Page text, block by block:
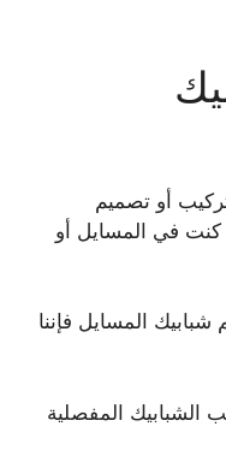
أو تصميم
كنت في المسايل أو
المسايل فإننا
الشبابيك المفصلية